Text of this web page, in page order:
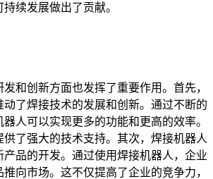
续发展做出了贡献。‍
和创新方面也发挥了重要作用。首先，
动了焊接技术的发展和创新。通过不断的
人可以实现更多的功能和更高的效率。
了强大的技术支持。其次，焊接机器人
产品的开发。通过使用焊接机器人，企业
向市场。这不仅提高了企业的竞争力，